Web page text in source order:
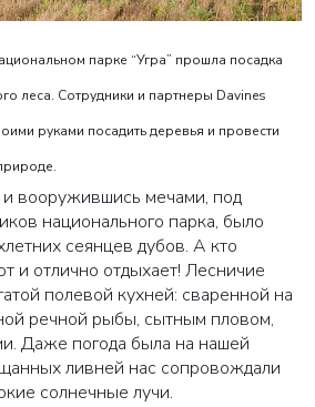
парке “Угра” прошла посадка
леса. Сотрудники и партнеры Davines
руками посадить деревья и провести
вооружившись мечами, под
национального парка, было
сеянцев дубов. А кто
и отлично отдыхает! Лесничие
полевой кухней: сваренной на
речной рыбы, сытным пловом,
Даже погода была на нашей
ливней нас сопровождали
солнечные лучи.